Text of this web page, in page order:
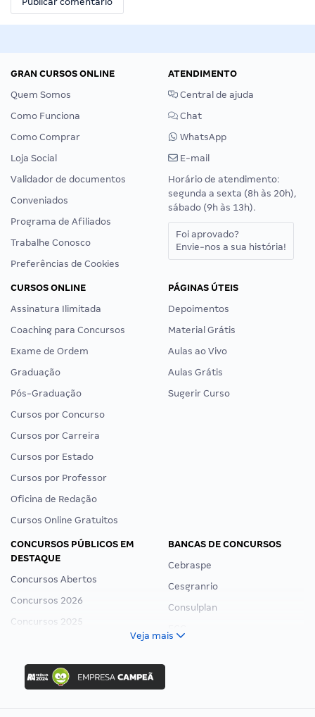
GRAN CURSOS ONLINE
Quem Somos
Como Funciona
Como Comprar
Loja Social
Validador de documentos
Conveniados
Programa de Afiliados
Trabalhe Conosco
Preferências de Cookies
ATENDIMENTO
Central de ajuda
Chat
WhatsApp
E-mail
Horário de atendimento:
segunda a sexta (8h às 20h),
sábado (9h às 13h).
Foi aprovado?
Envie-nos a sua história!
CURSOS ONLINE
Assinatura Ilimitada
Coaching para Concursos
Exame de Ordem
Graduação
Pós-Graduação
Cursos por Concurso
Cursos por Carreira
Cursos por Estado
Cursos por Professor
Oficina de Redação
Cursos Online Gratuitos
PÁGINAS ÚTEIS
Depoimentos
Material Grátis
Aulas ao Vivo
Aulas Grátis
Sugerir Curso
CONCURSOS PÚBLICOS EM
DESTAQUE
Concursos Abertos
Concursos 2026
Concursos 2025
Concurso Ibama
Concurso MPU
Editais publicados
BANCAS DE CONCURSOS
Cebraspe
Cesgranrio
Consulplan
Veja mais